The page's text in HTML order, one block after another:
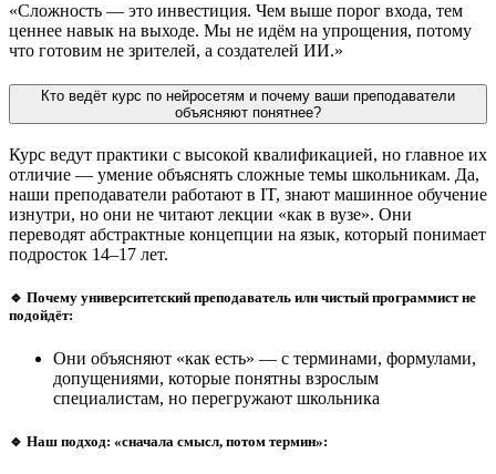
«Сложность — это инвестиция. Чем выше порог входа, тем
ценнее навык на выходе. Мы не идём на упрощения, потому
что готовим не зрителей, а создателей ИИ.»
Кто ведёт курс по нейросетям и почему ваши преподаватели
объясняют понятнее?
Курс ведут практики с высокой квалификацией, но главное их
отличие — умение объяснять сложные темы школьникам. Да,
наши преподаватели работают в IT, знают машинное обучение
изнутри, но они не читают лекции «как в вузе». Они
переводят абстрактные концепции на язык, который понимает
подросток 14–17 лет.
🔹 Почему университетский преподаватель или чистый программист не
подойдёт:
Они объясняют «как есть» — с терминами, формулами,
допущениями, которые понятны взрослым
специалистам, но перегружают школьника
🔹 Наш подход: «сначала смысл, потом термин»: